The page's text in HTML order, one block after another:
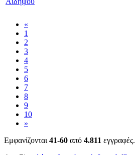
«
1
2
3
4
5
6
7
8
9
10
»
Εμφανίζονται 41-60 από 4.811 εγγραφές.